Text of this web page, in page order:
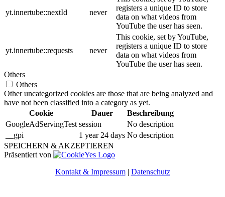
yt.innertube::nextId never
registers a unique ID to store
data on what videos from
YouTube the user has seen.
yt.innertube::requests never
This cookie, set by YouTube,
registers a unique ID to store
data on what videos from
YouTube the user has seen.
Others
Others
Other uncategorized cookies are those that are being analyzed and
have not been classified into a category as yet.
Cookie
Dauer
Beschreibung
GoogleAdServingTest session
No description
__gpi
1 year 24 days No description
SPEICHERN & AKZEPTIEREN
Präsentiert von
Kontakt & Impressum| Datenschutz